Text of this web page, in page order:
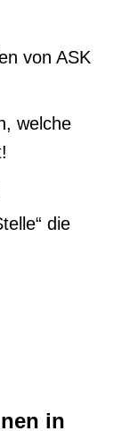
von ASK
welche
die
in